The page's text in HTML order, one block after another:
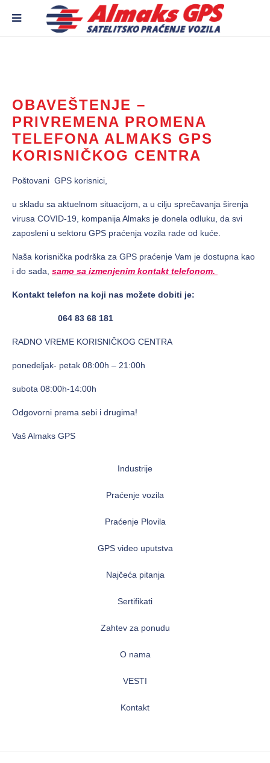
OBAVEŠTENJE –
PRIVREMENA PROMENA
TELEFONA ALMAKS GPS
KORISNIČKOG CENTRA
Poštovani GPS korisnici,
u skladu sa aktuelnom situacijom, a u cilju sprečavanja širenja
virusa COVID-19, kompanija Almaks je donela odluku, da svi
zaposleni u sektoru GPS praćenja vozila rade od kuće.
Naša korisnička podrška za GPS praćenje Vam je dostupna kao
i do sada, samo sa izmenjenim kontakt telefonom.
Kontakt telefon na koji nas možete dobiti je:
064 83 68 181
RADNO VREME KORISNIČKOG CENTRA
ponedeljak- petak 08:00h – 21:00h
subota 08:00h-14:00h
Odgovorni prema sebi i drugima!
Vaš Almaks GPS
Industrije
Praćenje vozila
Praćenje Plovila
GPS video uputstva
Najčeća pitanja
Sertifikati
Zahtev za ponudu
O nama
VESTI
Kontakt